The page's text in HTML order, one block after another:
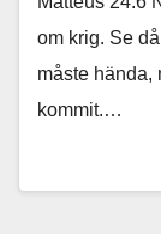
om krig. Se
måste hända,
kommit.…